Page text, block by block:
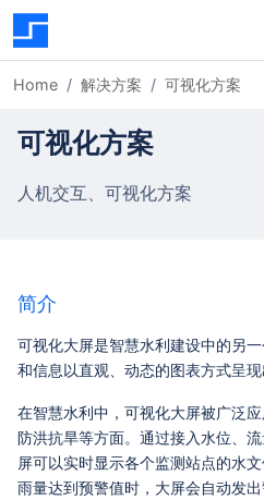
Home 解决方案 可视化方案
可视化方案
人机交互、可视化方案
简介
可视化大屏是智慧水利建设中的另
和信息以直观、动态的图表方式呈现
在智慧水利中，可视化大屏被广泛
防洪抗旱等方面。通过接入水位、
屏可以实时显示各个监测站点的水
雨量达到预警值时，大屏会自动发